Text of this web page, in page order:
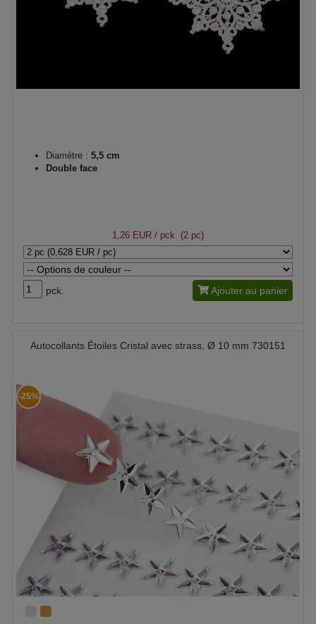
Diamètre : 5,5 cm
Double face
1,26 EUR / pck. (2 pc)
pck. Ajouter au panier
Autocollants Étoiles Cristal avec strass, Ø 10 mm 730151
-25%